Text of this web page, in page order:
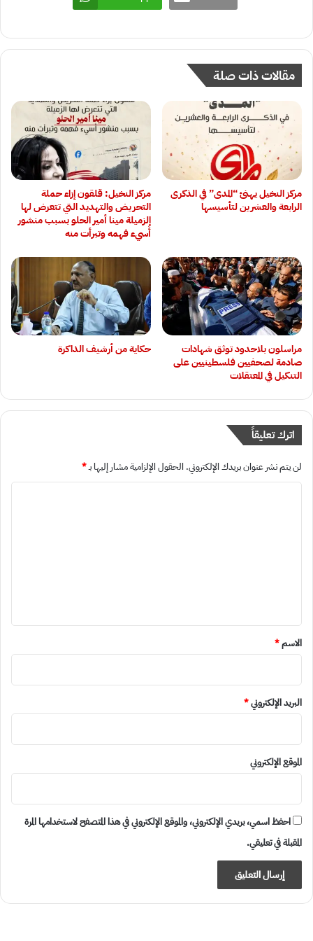
مقالات ذات صلة
مركز النخيل يهنئ “المدى” في الذكرى
الرابعة والعشرين لتأسيسها
مركز النخيل: قلقون إزاء حملة
التحريض والتهديد التي تتعرض لها
الزميلة مينا أمير الحلو بسبب منشور
أُسيء فهمه وتبرأت منه
‏مراسلون بلاحدود توثق شهادات
صادمة لصحفيين فلسطينيين على
التنكيل في المعتقلات
حكاية من أرشيف الذاكرة
اترك تعليقاً
لن يتم نشر عنوان بريدك الإلكتروني. الحقول الإلزامية مشار إليها بـ*
*
الاسم*
البريد الإلكتروني*
الموقع الإلكتروني
احفظ اسمي، بريدي الإلكتروني، والموقع الإلكتروني في هذا المتصفح لاستخدامها المرة
المقبلة في تعليقي.